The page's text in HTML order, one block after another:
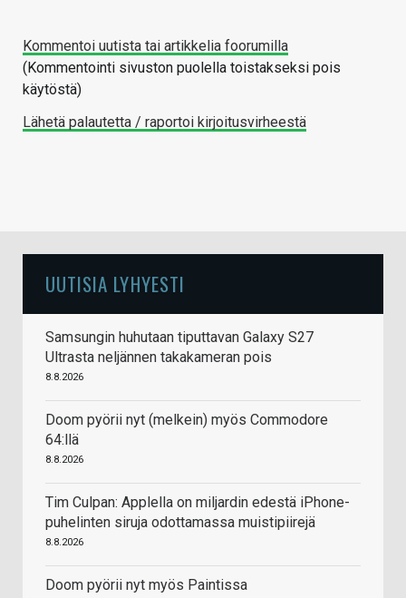
Kommentoi uutista tai artikkelia foorumilla
(Kommentointi sivuston puolella toistakseksi pois
käytöstä)
Lähetä palautetta / raportoi kirjoitusvirheestä
UUTISIA LYHYESTI
Samsungin huhutaan tiputtavan Galaxy S27
Ultrasta neljännen takakameran pois
8.8.2026
Doom pyörii nyt (melkein) myös Commodore
64:llä
8.8.2026
Tim Culpan: Applella on miljardin edestä iPhone-
puhelinten siruja odottamassa muistipiirejä
8.8.2026
Doom pyörii nyt myös Paintissa